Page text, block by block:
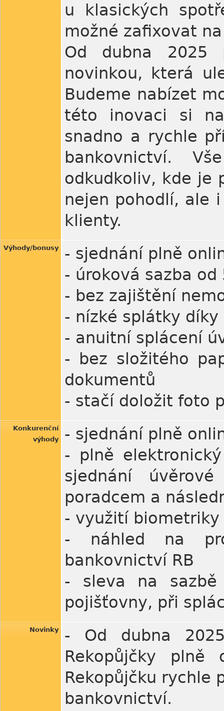
u klasických
možné zafixovat
Od dubna 2025
novinkou, která
Budeme nabízet
této inovaci si
snadno a rychle
bankovnictví.
odkudkoliv, kde je
nejen pohodlí, ale
klienty.
Výhody/bonusy
- sjednání plně
- úroková sazba od
- bez zajištění
- nízké splátky
- anuitní splácení
- bez složitého
dokumentů
- stačí doložit foto
Konkurenční
výhody
- sjednání plně
- plně
sjednání
poradcem a
- využití biometriky
- náhled na
bankovnictví RB
- sleva na sazbě
pojišťovny, při
Novinky
- Od dubna
Rekopůjčky
Rekopůjčku rychle
bankovnictví.